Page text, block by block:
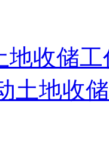
地收储
土地收